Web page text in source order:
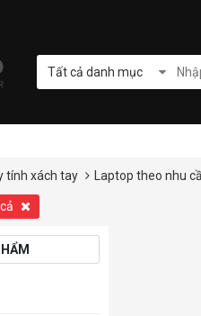
Tất cả danh mục
tính xách tay Laptop theo nhu